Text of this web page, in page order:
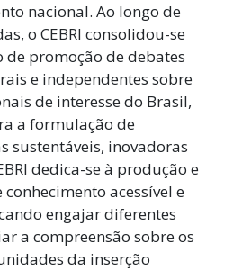
nacional. Ao longo de
o CEBRI consolidou-se
de promoção de debates
e independentes sobre
de interesse do Brasil,
a formulação de
sustentáveis, inovadoras
dedica-se à produção e
acessível e
engajar diferentes
a compreensão sobre os
da inserção